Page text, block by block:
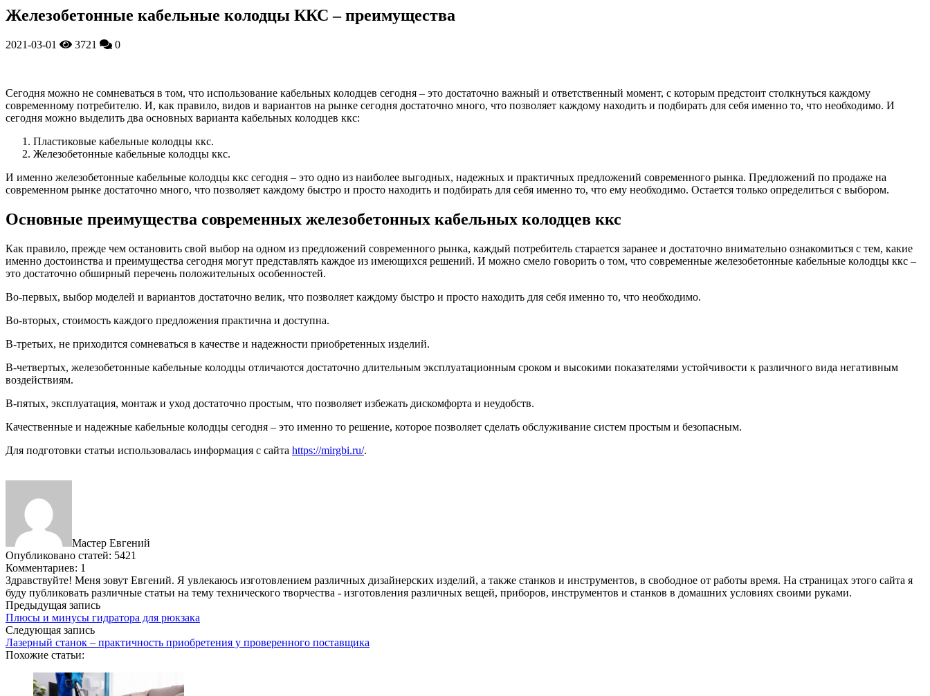
Железобетонные кабельные колодцы ККС – преимущества
2021-03-01 3721 0
Сегодня можно не сомневаться в том, что использование кабельных колодцев сегодня – это достаточно важный и ответственный момент, с которым предстоит столкнуться каждому
современному потребителю. И, как правило, видов и вариантов на рынке сегодня достаточно много, что позволяет каждому находить и подбирать для себя именно то, что необходимо. И
сегодня можно выделить два основных варианта кабельных колодцев ккс:
Пластиковые кабельные колодцы ккс.
Железобетонные кабельные колодцы ккс.
И именно железобетонные кабельные колодцы ккс сегодня – это одно из наиболее выгодных, надежных и практичных предложений современного рынка. Предложений по продаже на
современном рынке достаточно много, что позволяет каждому быстро и просто находить и подбирать для себя именно то, что ему необходимо. Остается только определиться с выбором.
Основные преимущества современных железобетонных кабельных колодцев ккс
Как правило, прежде чем остановить свой выбор на одном из предложений современного рынка, каждый потребитель старается заранее и достаточно внимательно ознакомиться с тем, какие
именно достоинства и преимущества сегодня могут представлять каждое из имеющихся решений. И можно смело говорить о том, что современные железобетонные кабельные колодцы ккс –
это достаточно обширный перечень положительных особенностей.
Во-первых, выбор моделей и вариантов достаточно велик, что позволяет каждому быстро и просто находить для себя именно то, что необходимо.
Во-вторых, стоимость каждого предложения практична и доступна.
В-третьих, не приходится сомневаться в качестве и надежности приобретенных изделий.
В-четвертых, железобетонные кабельные колодцы отличаются достаточно длительным эксплуатационным сроком и высокими показателями устойчивости к различного вида негативным
воздействиям.
В-пятых, эксплуатация, монтаж и уход достаточно простым, что позволяет избежать дискомфорта и неудобств.
Качественные и надежные кабельные колодцы сегодня – это именно то решение, которое позволяет сделать обслуживание систем простым и безопасным.
Для подготовки статьи использовалась информация с сайта https://mirgbi.ru/.
Мастер Евгений
Опубликовано статей: 5421
Комментариев: 1
Здравствуйте! Меня зовут Евгений. Я увлекаюсь изготовлением различных дизайнерских изделий, а также станков и инструментов, в свободное от работы время. На страницах этого сайта я
буду публиковать различные статьи на тему технического творчества - изготовления различных вещей, приборов, инструментов и станков в домашних условиях своими руками.
Предыдущая запись
Плюсы и минусы гидратора для рюкзака
Следующая запись
Лазерный станок – практичность приобретения у проверенного поставщика
Похожие статьи: